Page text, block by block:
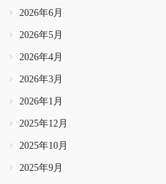
2026年6月
2026年5月
2026年4月
2026年3月
2026年1月
2025年12月
2025年10月
2025年9月